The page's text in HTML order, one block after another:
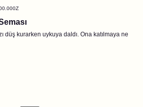
düş kurarken uykuya daldı. Ona katılmaya ne